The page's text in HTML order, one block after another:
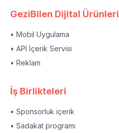
GeziBilen Dijital Ürünleri
• Mobil Uygulama
• API İçerik Servisi
• Reklam
İş Birlikteleri
• Sponsorluk içerik
• Sadakat programı